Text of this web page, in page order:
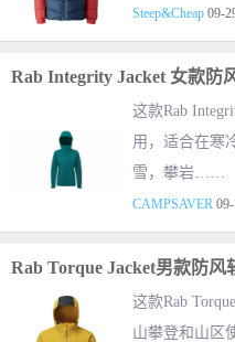
Steep&Cheap 09-
Rab Integrity Jacket 女款防
这款Rab
用，适合在寒
雪，攀岩……
CAMPSAVER
Rab Torque Jacket男款防风
这款Rab
山攀登和山区